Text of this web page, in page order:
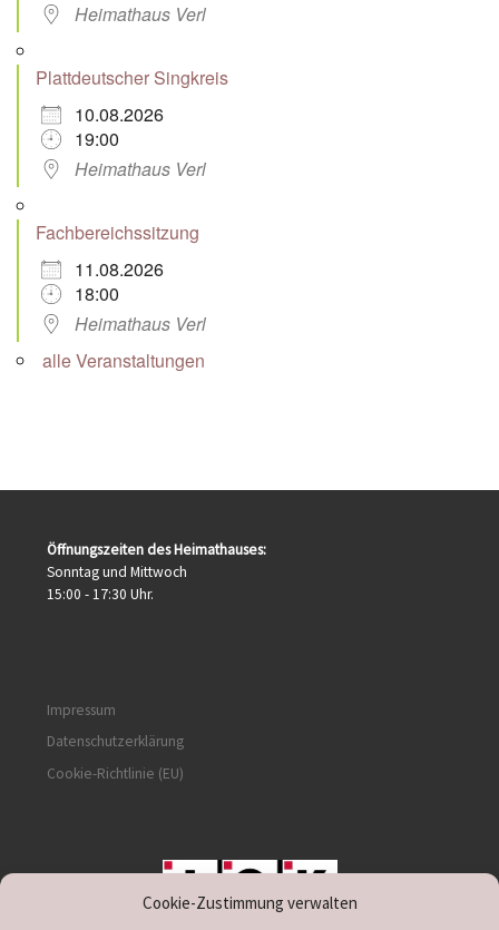
Cookie-Zustimmung verwalten
Heimathaus Verl
Plattdeutscher Singkreis
10.08.2026
19:00
Heimathaus Verl
Fachbereichssitzung
11.08.2026
18:00
Heimathaus Verl
alle Veranstaltungen
Öffnungszeiten des Heimathauses:
Sonntag und Mittwoch
15:00 - 17:30 Uhr.
Impressum
Datenschutzerklärung
Cookie-Richtlinie (EU)